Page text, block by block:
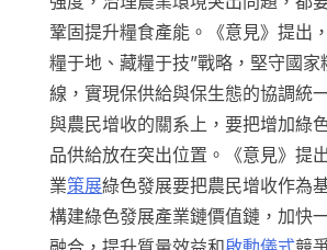
鞏固提升糧食產能。《意見》提出
糧于地、藏糧于技”戰略，堅守國家
線，實現保供給與保生態的協調統
與農民增收的關系上，要把增加綠
品供給放在突出位置。《意見》提
業策展綠色發展要把農民增收作為
構建綠色發展產業鏈價值鏈，加快